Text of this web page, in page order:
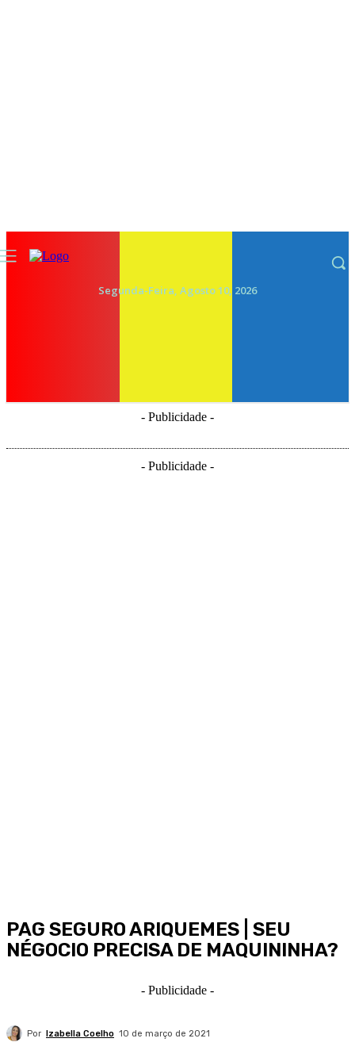
Segunda-Feira, Agosto 10, 2026
- Publicidade -
- Publicidade -
PAG SEGURO ARIQUEMES | SEU
NÉGOCIO PRECISA DE MAQUININHA?
- Publicidade -
Por Izabella Coelho 10 de março de 2021